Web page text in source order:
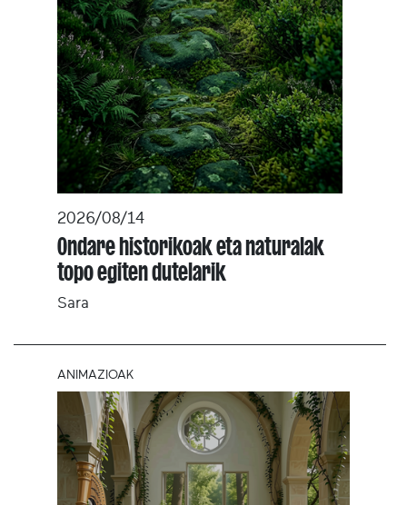
2026/08/14
Ondare historikoak eta naturalak
topo egiten dutelarik
Sara
ANIMAZIOAK